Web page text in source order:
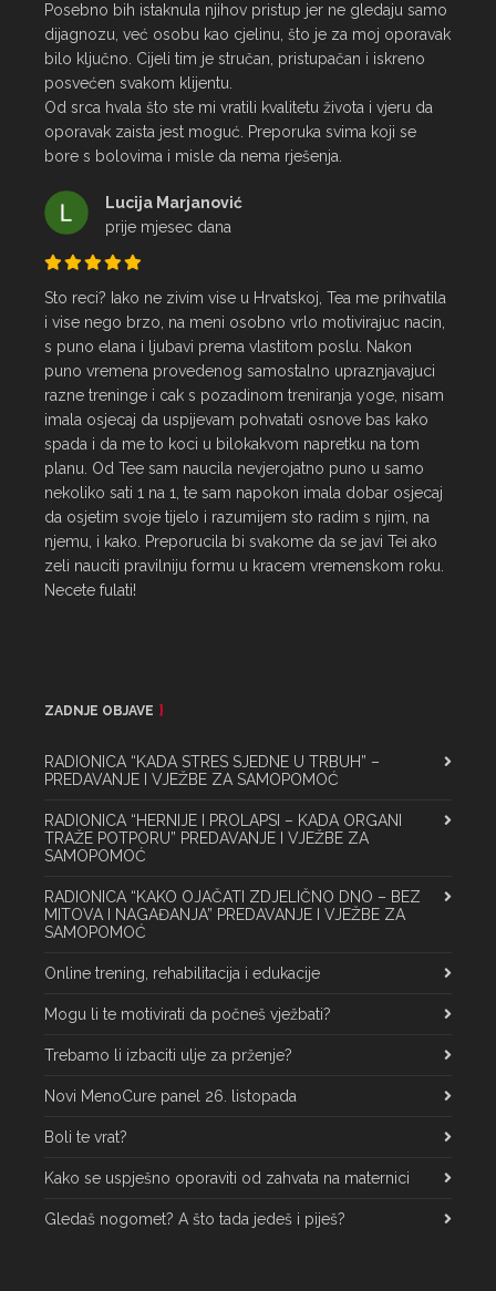
Posebno bih istaknula njihov pristup jer ne gledaju samo
dijagnozu, već osobu kao cjelinu, što je za moj oporavak
bilo ključno. Cijeli tim je stručan, pristupačan i iskreno
posvećen svakom klijentu.
Od srca hvala što ste mi vratili kvalitetu života i vjeru da
oporavak zaista jest moguć. Preporuka svima koji se
bore s bolovima i misle da nema rješenja.
Lucija Marjanović
prije mjesec dana
Sto reci? Iako ne zivim vise u Hrvatskoj, Tea me prihvatila
i vise nego brzo, na meni osobno vrlo motivirajuc nacin,
s puno elana i ljubavi prema vlastitom poslu. Nakon
puno vremena provedenog samostalno upraznjavajuci
razne treninge i cak s pozadinom treniranja yoge, nisam
imala osjecaj da uspijevam pohvatati osnove bas kako
spada i da me to koci u bilokakvom napretku na tom
planu. Od Tee sam naucila nevjerojatno puno u samo
nekoliko sati 1 na 1, te sam napokon imala dobar osjecaj
da osjetim svoje tijelo i razumijem sto radim s njim, na
njemu, i kako. Preporucila bi svakome da se javi Tei ako
zeli nauciti pravilniju formu u kracem vremenskom roku.
Necete fulati!
ZADNJE OBJAVE
RADIONICA “KADA STRES SJEDNE U TRBUH” –
PREDAVANJE I VJEŽBE ZA SAMOPOMOĆ
RADIONICA “HERNIJE I PROLAPSI – KADA ORGANI
TRAŽE POTPORU” PREDAVANJE I VJEŽBE ZA
SAMOPOMOĆ
RADIONICA “KAKO OJAČATI ZDJELIČNO DNO – BEZ
MITOVA I NAGAĐANJA” PREDAVANJE I VJEŽBE ZA
SAMOPOMOĆ
Online trening, rehabilitacija i edukacije
Mogu li te motivirati da počneš vježbati?
Trebamo li izbaciti ulje za prženje?
Novi MenoCure panel 26. listopada
Boli te vrat?
Kako se uspješno oporaviti od zahvata na maternici
Gledaš nogomet? A što tada jedeš i piješ?